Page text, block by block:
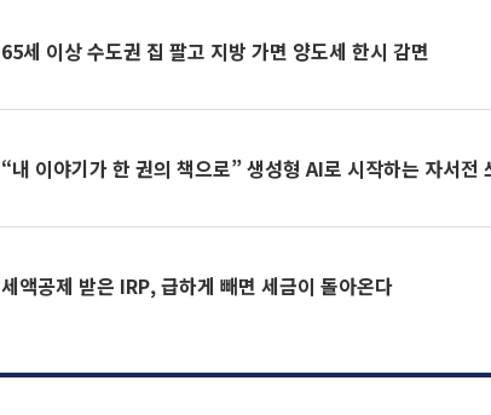
65세 이상 수도권 집 팔고 지방 가면 양도세 한시 감면
“내 이야기가 한 권의 책으로” 생성형 AI로 시작하는 자서전
세액공제 받은 IRP, 급하게 빼면 세금이 돌아온다